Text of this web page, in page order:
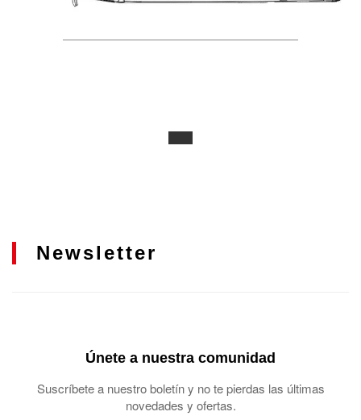
Newsletter
Únete a nuestra comunidad
Suscríbete a nuestro boletín y no te pierdas las últimas
novedades y ofertas.